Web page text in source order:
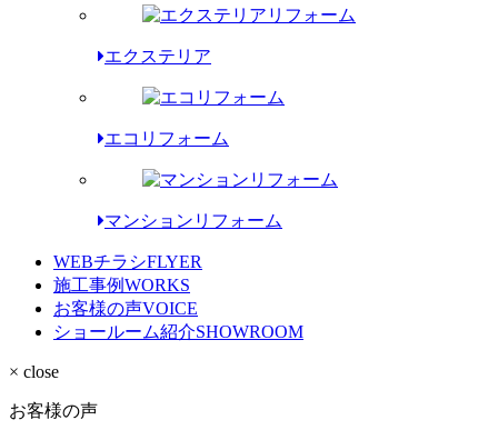
エクステリア
エコリフォーム
マンションリフォーム
WEBチラシFLYER
施工事例WORKS
お客様の声VOICE
ショールーム紹介SHOWROOM
× close
お客様の声